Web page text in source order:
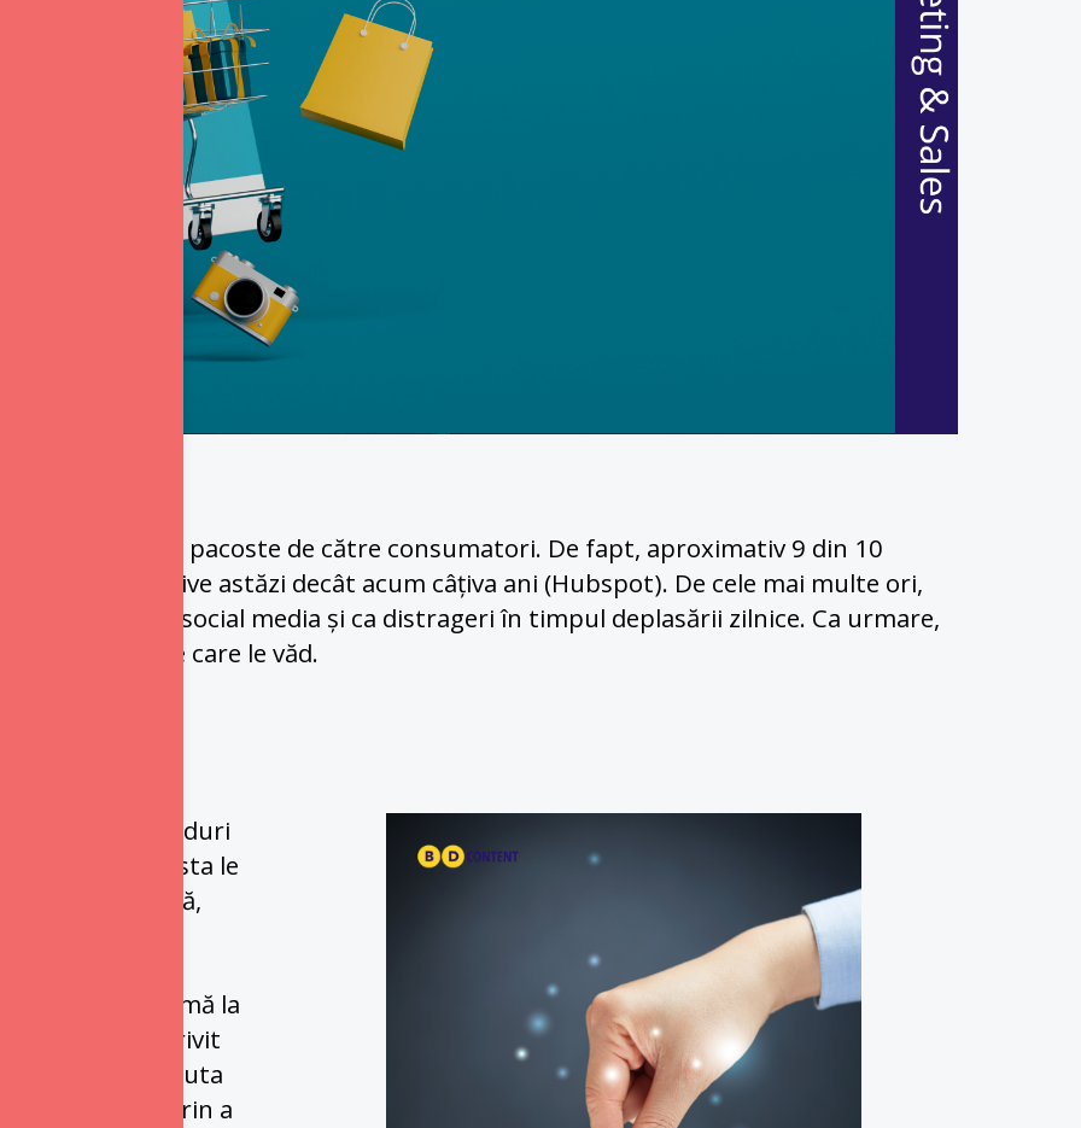
considerată o pacoste de către consumatori. De fapt, aproximativ 9 din 10
mai intruzive astăzi decât acum câțiva ani (Hubspot). De cele mai multe ori,
feed-ul lor de social media și ca distrageri în timpul deplasării zilnice. Ca urmare,
reclamele pe care le văd.
mai multe branduri
reclamă. Aceasta le
în esență,
a făcut reclamă la
ștearsă. Potrivit
de a te ajuta
vei sfârși prin a